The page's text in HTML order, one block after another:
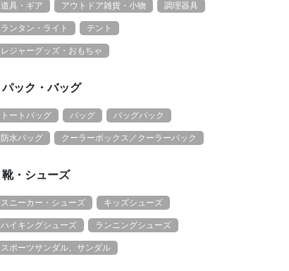
道具・ギア アウトドア雑貨・小物 調理器具
ランタン・ライト テント
レジャーグッズ・おもちゃ
パック・バッグ
トートバッグ バッグ バッグパック
防水バッグ クーラーボックス／クーラーバック
靴・シューズ
スニーカー・シューズ キッズシューズ
ハイキングシューズ ランニングシューズ
スポーツサンダル、サンダル